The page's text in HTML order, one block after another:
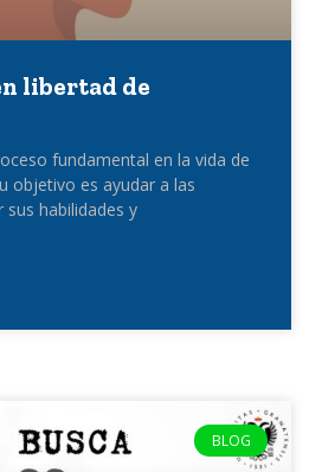
libertad de
fundamental en la vida de
objetivo es ayudar a las
habilidades y
BLOG